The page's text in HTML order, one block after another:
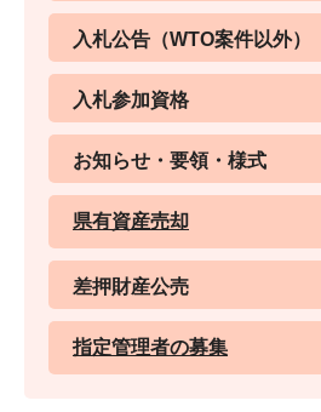
入札公告（WTO案件以外）
入札参加資格
お知らせ・要領・様式
県有資産売却
差押財産公売
指定管理者の募集